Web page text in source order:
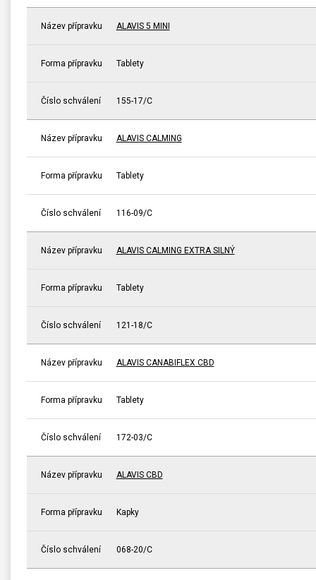
Název přípravku ALAVIS 5 MINI
Forma přípravku Tablety
Číslo schválení 155-17/C
Název přípravku ALAVIS CALMING
Forma přípravku Tablety
Číslo schválení 116-09/C
Název přípravku ALAVIS CALMING EXTRA SILNÝ
Forma přípravku Tablety
Číslo schválení 121-18/C
Název přípravku ALAVIS CANABIFLEX CBD
Forma přípravku Tablety
Číslo schválení 172-03/C
Název přípravku ALAVIS CBD
Forma přípravku Kapky
Číslo schválení 068-20/C